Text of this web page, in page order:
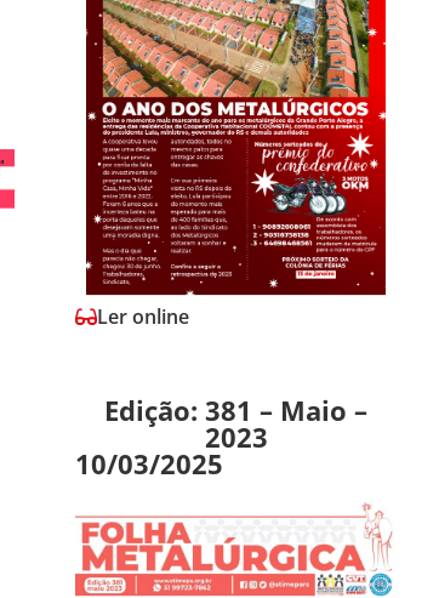
Ler online
Edição: 381 – Maio –
2023
10/03/2025